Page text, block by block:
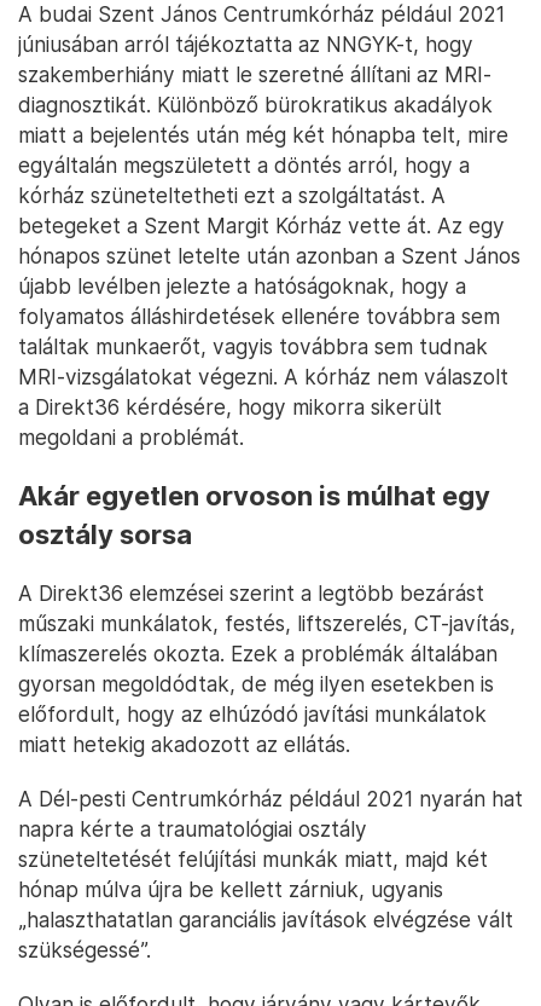
A budai Szent János Centrumkórház például 2021
júniusában arról tájékoztatta az NNGYK-t, hogy
szakemberhiány miatt le szeretné állítani az MRI-
diagnosztikát. Különböző bürokratikus akadályok
miatt a bejelentés után még két hónapba telt, mire
egyáltalán megszületett a döntés arról, hogy a
kórház szüneteltetheti ezt a szolgáltatást. A
betegeket a Szent Margit Kórház vette át. Az egy
hónapos szünet letelte után azonban a Szent János
újabb levélben jelezte a hatóságoknak, hogy a
folyamatos álláshirdetések ellenére továbbra sem
találtak munkaerőt, vagyis továbbra sem tudnak
MRI-vizsgálatokat végezni. A kórház nem válaszolt
a Direkt36 kérdésére, hogy mikorra sikerült
megoldani a problémát.
Akár egyetlen orvoson is múlhat egy
osztály sorsa
A Direkt36 elemzései szerint a legtöbb bezárást
műszaki munkálatok, festés, liftszerelés, CT-javítás,
klímaszerelés okozta. Ezek a problémák általában
gyorsan megoldódtak, de még ilyen esetekben is
előfordult, hogy az elhúzódó javítási munkálatok
miatt hetekig akadozott az ellátás.
A Dél-pesti Centrumkórház például 2021 nyarán hat
napra kérte a traumatológiai osztály
szüneteltetését felújítási munkák miatt, majd két
hónap múlva újra be kellett zárniuk, ugyanis
„halaszthatatlan garanciális javítások elvégzése vált
szükségessé”.